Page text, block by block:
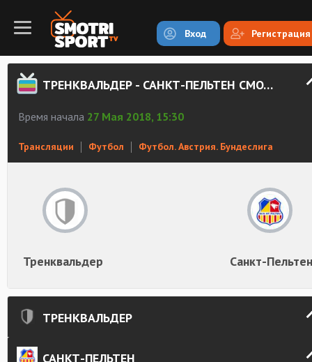
Вход Регистрация
ТРЕНКВАЛЬДЕР - САНКТ-ПЕЛЬТЕН СМОТРЕТЬ ОНЛАЙН
Время начала 27 Мая 2018, 15:30
Трансляции Футбол Футбол. Австрия. Бундеслига
Тренквальдер Санкт-Пельтен
ТРЕНКВАЛЬДЕР
САНКТ-ПЕЛЬТЕН